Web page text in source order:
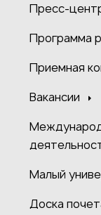
Пресс-
Программа
Приемная
Вакансии
Малый
Доска